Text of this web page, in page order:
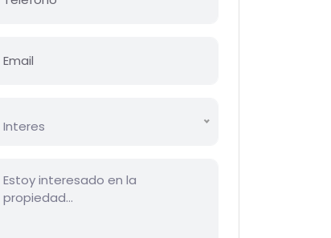
Interes